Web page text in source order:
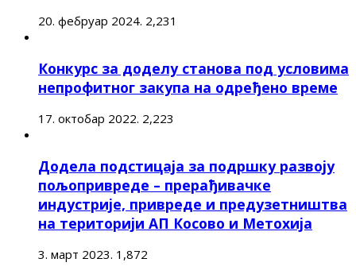
20. фебруар 2024. 2,231
Конкурс за доделу станова под условима
непрофитног закупа на одређено време
17. октобар 2022. 2,223
Додела подстицаја за подршку развоју
пољопривреде – прерађивачке
индустрије, привреде и предузетништва
на територији АП Косово и Метохија
3. март 2023. 1,872